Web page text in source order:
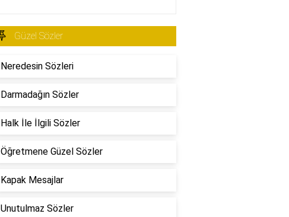
Güzel Sözler
Neredesin Sözleri
Darmadağın Sözler
Halk İle İlgili Sözler
Öğretmene Güzel Sözler
Kapak Mesajlar
Unutulmaz Sözler